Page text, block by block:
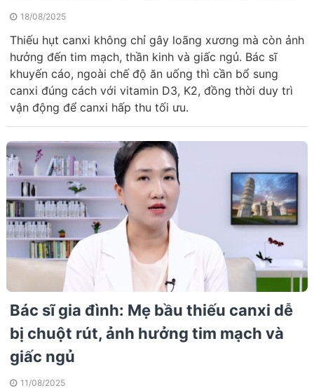
18/08/2025
Thiếu hụt canxi không chỉ gây loãng xương mà còn ảnh
hưởng đến tim mạch, thần kinh và giấc ngủ. Bác sĩ
khuyến cáo, ngoài chế độ ăn uống thì cần bổ sung
canxi đúng cách với vitamin D3, K2, đồng thời duy trì
vận động để canxi hấp thu tối ưu.
Bác sĩ gia đình: Mẹ bầu thiếu canxi dễ
bị chuột rút, ảnh hưởng tim mạch và
giấc ngủ
11/08/2025